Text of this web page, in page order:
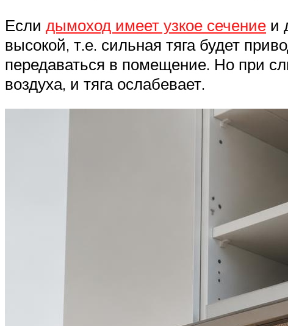
Если дымоход имеет узкое сечение и
высокой, т.е. сильная тяга будет
передаваться в помещение. Но при
воздуха, и тяга ослабевает.